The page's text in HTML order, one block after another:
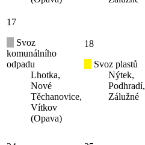
17
Svoz
komunálního
odpadu
Lhotka,
Nové
Těchanovice,
Vítkov
(Opava)
18
Svoz plastů
Nýtek,
Podhradí,
Zálužné